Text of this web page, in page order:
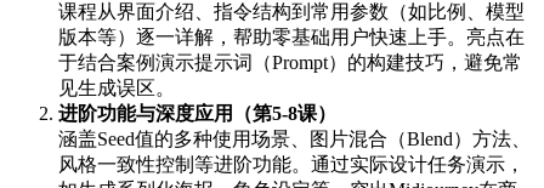
课程从界面介绍、指令结构到常用参数（如比例、模型
版本等）逐一详解，帮助零基础用户快速上手。亮点在
于结合案例演示提示词（Prompt）的构建技巧，避免常
见生成误区。
进阶功能与深度应用（第5-8课）
涵盖Seed值的多种使用场景、图片混合（Blend）方法、
风格一致性控制等进阶功能。通过实际设计任务演示，